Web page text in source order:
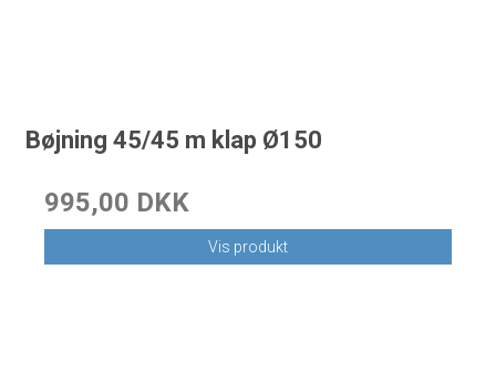
Bøjning 45/45 m klap Ø150
995,00 DKK
Vis produkt